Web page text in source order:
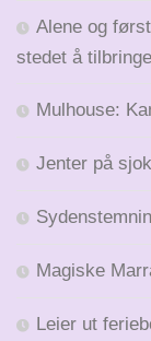
Alene og
stedet å
Mulhouse:
Jenter på
Magiske
Leier ut